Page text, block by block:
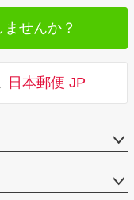
せんか？
日本郵便 JP